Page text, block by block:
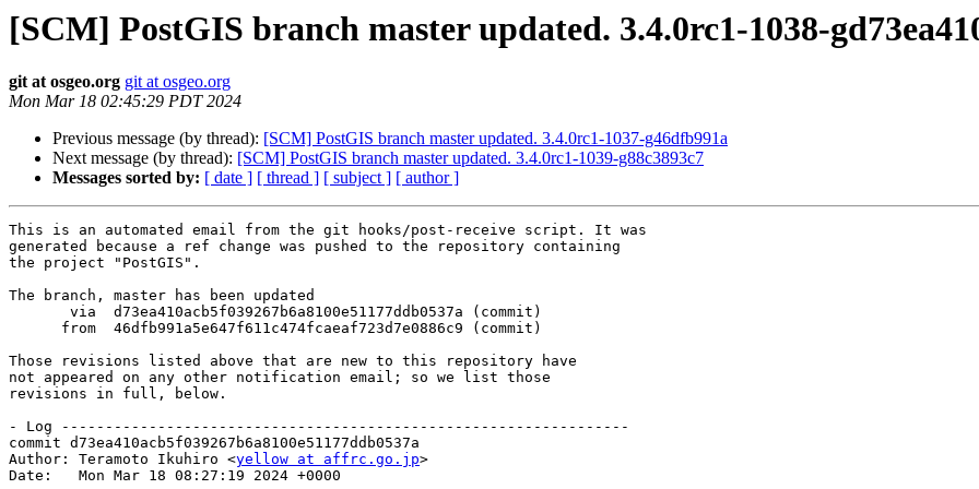
[SCM] PostGIS branch master updated. 3.4.0rc1-1038-
git at osgeo.org git at osgeo.org
Mon Mar 18 02:45:29 PDT 2024
Previous message (by thread): [SCM] PostGIS branch master updated. 3.4.0rc1-1037-g46dfb991a
Next message (by thread): [SCM] PostGIS branch master updated. 3.4.0rc1-1039-g88c3893c7
Messages sorted by: [ date ] [ thread ] [ subject ] [ author ]
This is an automated email from the git hooks/post-receive script. It was
generated because a ref change was pushed to the repository containing
the project "PostGIS".
The branch, master has been updated
Those revisions listed above that are new to this repository have
not appeared on any other notification email; so we list those
revisions in full, below.
- Log -----------------------------------------------------------------
commit d73ea410acb5f039267b6a8100e51177ddb0537a
Author: Teramoto Ikuhiro <yellow at affrc.go.jp>
Date:   Mon Mar 18 08:27:19 2024 +0000